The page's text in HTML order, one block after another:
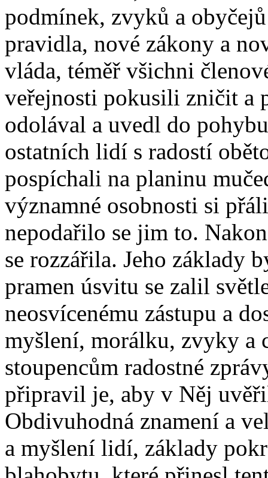
podmínek, zvyků a
pravidla, nové zákony a
vláda, téměř všichni
veřejnosti pokusili zničit a
odolával a uvedl do
ostatních lidí s radostí
pospíchali na planinu
významné osobnosti si
nepodařilo se jim to.
se rozzářila. Jeho základy
pramen úsvitu se zalil
neosvícenému zástupu a
myšlení, morálku, zvyky a
stoupencům radostné
připravil je, aby v Něj
Obdivuhodná znamení a
a myšlení lidí, základy